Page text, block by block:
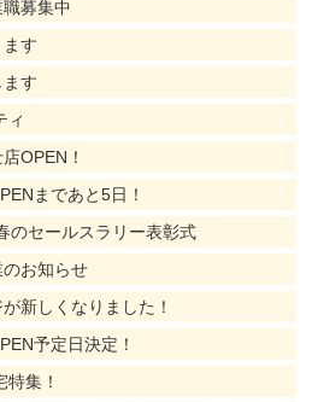
職募集中
す
す
ィ
OPEN！
まであと5日！
のセールスラリー表彰式
お知らせ
新しくなりました！
予定日決定！
集！